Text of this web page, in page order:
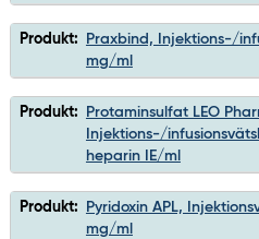
Produkt:
Praxbind, Injektions-/
mg/ml
Produkt:
Protaminsulfat LEO
Injektions-/
heparin IE/ml
Produkt:
Pyridoxin APL,
mg/ml